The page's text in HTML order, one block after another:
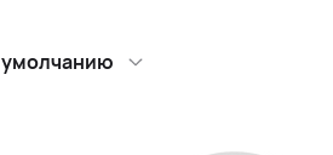
умолчанию